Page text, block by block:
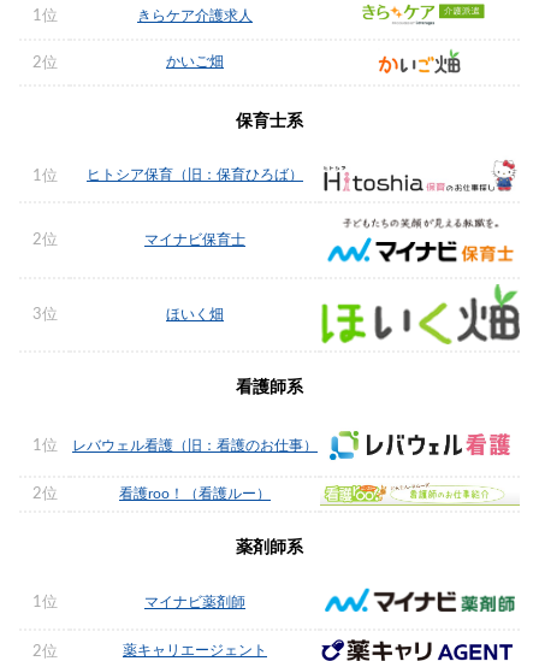
1位 きらケア介護求人
2位 かいご畑
保育士系
1位 ヒトシア保育（旧：保育ひろば）
2位 マイナビ保育士
3位 ほいく畑
看護師系
1位 レバウェル看護（旧：看護のお仕事）
2位 看護roo！（看護ルー）
薬剤師系
1位 マイナビ薬剤師
2位 薬キャリエージェント